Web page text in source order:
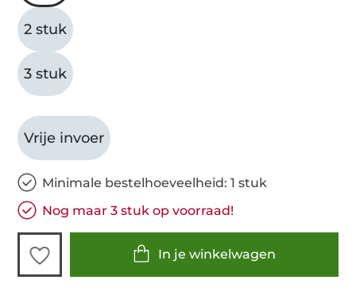
2 stuk
3 stuk
Vrije invoer
Minimale bestelhoeveelheid: 1 stuk
Nog maar 3 stuk op voorraad!
In je winkelwagen